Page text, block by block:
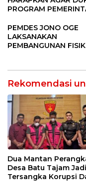
PROGRAM
PEMDES JONO OGE
LAKSANAKAN
PEMBANGUNAN FISIK
Rekomendasi
Dua Mantan
Desa Batu Tajam Jadi
Tersangka Korupsi